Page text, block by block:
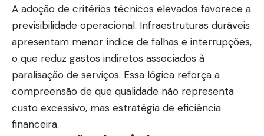
A adoção de critérios técnicos elevados favorece a
previsibilidade operacional. Infraestruturas duráveis
apresentam menor índice de falhas e interrupções,
o que reduz gastos indiretos associados à
paralisação de serviços. Essa lógica reforça a
compreensão de que qualidade não representa
custo excessivo, mas estratégia de eficiência
financeira.